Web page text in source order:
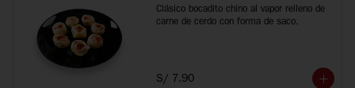
Clásico bocadito chino al vapor relleno de
carne de cerdo con forma de saco.
S/ 7.90